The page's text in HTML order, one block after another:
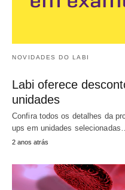
NOVIDADES DO LABI
Labi oferece
unidades
Confira todos os detalhes da
ups em unidades
2 anos atrás